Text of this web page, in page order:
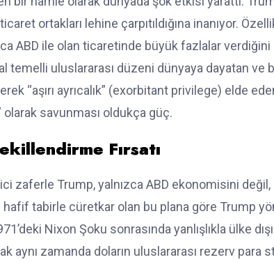
ortakları lehine çarpıtıldığına inanıyor.
ABD ile olan ticaretinde büyük fazlalar verdiğini
temelli uluslararası düzeni dünyaya dayatan ve
“aşırı ayrıcalık” (exorbitant privilege) elde
olarak savunması oldukça güç.
Fırsatı
zaferle Trump, yalnızca ABD ekonomisini
tabirle cüretkar olan bu plana göre Trump
Nixon Şoku sonrasında yanlışlıkla ülke
aynı zamanda doların uluslararası rezerv para